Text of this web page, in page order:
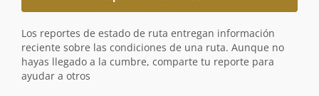
Los reportes de estado de ruta entregan información
reciente sobre las condiciones de una ruta. Aunque no
hayas llegado a la cumbre, comparte tu reporte para
ayudar a otros